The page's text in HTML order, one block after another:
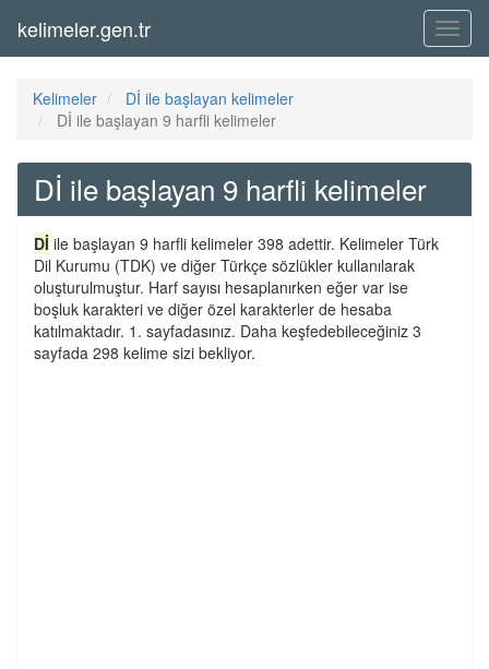
Menü
kelimeler.gen.tr
Kelimeler
Dİ ile başlayan kelimeler
Dİ ile başlayan 9 harfli kelimeler
Dİ ile başlayan 9 harfli kelimeler
Dİ ile başlayan 9 harfli kelimeler 398 adettir. Kelimeler Türk
Dil Kurumu (TDK) ve diğer Türkçe sözlükler kullanılarak
oluşturulmuştur. Harf sayısı hesaplanırken eğer var ise
boşluk karakteri ve diğer özel karakterler de hesaba
katılmaktadır. 1. sayfadasınız. Daha keşfedebileceğiniz 3
sayfada 298 kelime sizi bekliyor.